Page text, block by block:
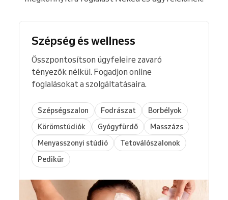
Szépség és wellness
Összpontosítson ügyfeleire zavaró
tényezők nélkül. Fogadjon online
foglalásokat a szolgáltatásaira.
Szépségszalon Fodrászat
Borbélyok
Körömstúdiók
Gyógyfürdő
Masszázs
Menyasszonyi stúdió
Tetoválószalonok
Pedikűr